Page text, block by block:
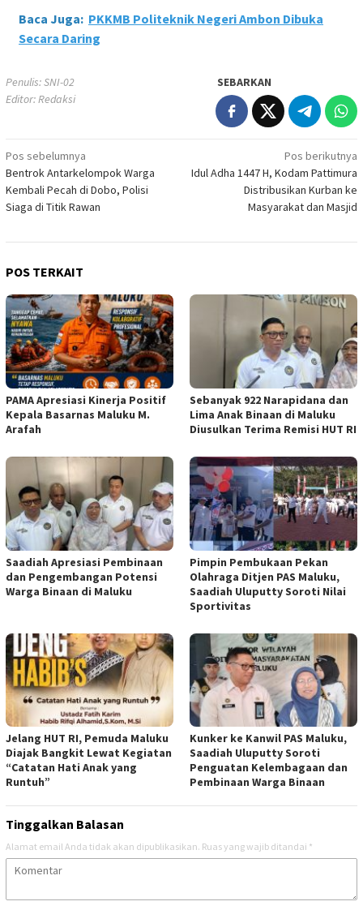
Baca Juga: PKKMB Politeknik Negeri Ambon Dibuka
Secara Daring
Penulis: SNI-02
Editor: Redaksi
SEBARKAN
Navigasi
pos
Pos sebelumnya
Bentrok Antarkelompok Warga
Kembali Pecah di Dobo, Polisi
Siaga di Titik Rawan
Pos berikutnya
Idul Adha 1447 H, Kodam Pattimura
Distribusikan Kurban ke
Masyarakat dan Masjid
POS TERKAIT
PAMA Apresiasi Kinerja Positif
Kepala Basarnas Maluku M.
Arafah
Sebanyak 922 Narapidana dan
Lima Anak Binaan di Maluku
Diusulkan Terima Remisi HUT RI
Saadiah Apresiasi Pembinaan
dan Pengembangan Potensi
Warga Binaan di Maluku
Pimpin Pembukaan Pekan
Olahraga Ditjen PAS Maluku,
Saadiah Uluputty Soroti Nilai
Sportivitas
Jelang HUT RI, Pemuda Maluku
Diajak Bangkit Lewat Kegiatan
“Catatan Hati Anak yang
Runtuh”
Kunker ke Kanwil PAS Maluku,
Saadiah Uluputty Soroti
Penguatan Kelembagaan dan
Pembinaan Warga Binaan
Tinggalkan Balasan
Alamat email Anda tidak akan dipublikasikan. Ruas yang wajib ditandai *